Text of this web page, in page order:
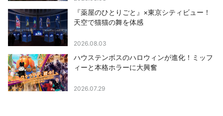
『薬屋のひとりごと』×東京シティビュー！
天空で猫猫の舞を体感
2026.08.03
ハウステンボスのハロウィンが進化！ミッフ
ィーと本格ホラーに大興奮
2026.07.29